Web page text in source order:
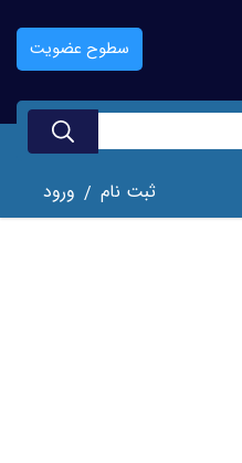
سطوح عضویت
ثبت نام / ورود